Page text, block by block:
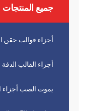
جميع المنتجات
أجزاء قوالب حقن
أجزاء القالب الدقة
يموت الصب أجزاء